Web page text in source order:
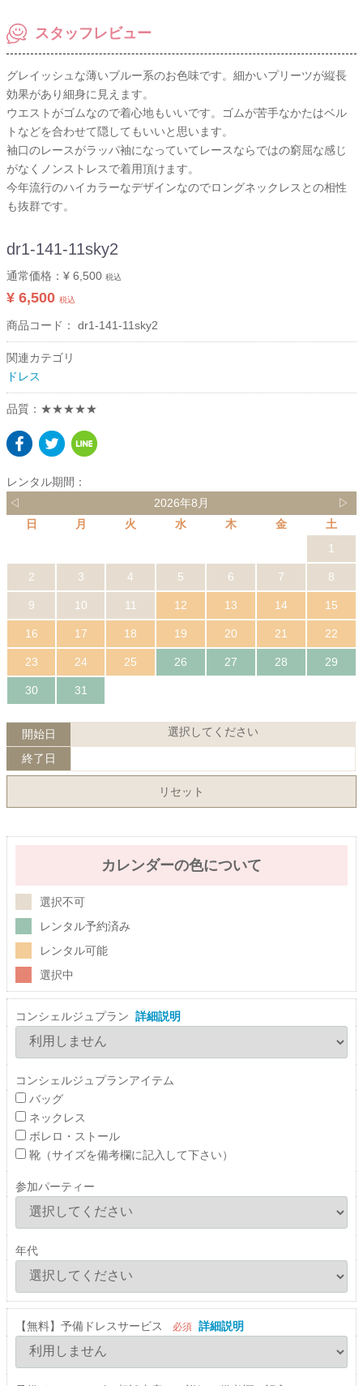
スタッフレビュー
グレイッシュな薄いブルー系のお色味です。細かいプリーツが縦長
効果があり細身に見えます。
ウエストがゴムなので着心地もいいです。ゴムが苦手なかたはベル
トなどを合わせて隠してもいいと思います。
袖口のレースがラッパ袖になっていてレースならではの窮屈な感じ
がなくノンストレスで着用頂けます。
今年流行のハイカラーなデザインなのでロングネックレスとの相性
も抜群です。
dr1-141-11sky2
通常価格： ¥ 6,500 税込
¥ 6,500 税込
商品コード： dr1-141-11sky2
関連カテゴリ
ドレス
品質：★★★★★
レンタル期間：
◁
2026年8月
▷
日
月 火 水 木 金
土
1
2 3 4 5 6 7 8
9 10 11 12 13 14 15
16 17 18 19 20 21 22
23 24 25 26 27 28 29
30 31
開始日 選択してください
終了日
リセット
カレンダーの色について
選択不可
レンタル予約済み
レンタル可能
選択中
コンシェルジュプラン 詳細説明
コンシェルジュプランアイテム
バッグ
ネックレス
ボレロ・ストール
靴（サイズを備考欄に記入して下さい）
参加パーティー
年代
【無料】予備ドレスサービス 必須 詳細説明